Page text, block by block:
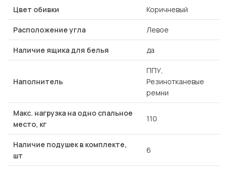
Цвет обивки Коричневый
Расположение угла Левое
Наличие ящика для белья да
Наполнитель
ППУ,
Резинотканевые
ремни
Макс. нагрузка на одно спальное
место, кг
110
Наличие подушек в комплекте,
шт
6